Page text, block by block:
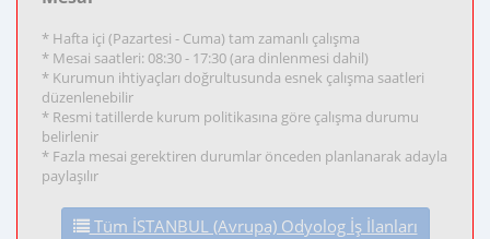
* Hafta içi (Pazartesi - Cuma) tam zamanlı çalışma
* Mesai saatleri: 08:30 - 17:30 (ara dinlenmesi dahil)
* Kurumun ihtiyaçları doğrultusunda esnek çalışma saatleri
düzenlenebilir
* Resmi tatillerde kurum politikasına göre çalışma durumu
belirlenir
* Fazla mesai gerektiren durumlar önceden planlanarak adayla
paylaşılır
Tüm İSTANBUL (Avrupa) Odyolog İş İlanları